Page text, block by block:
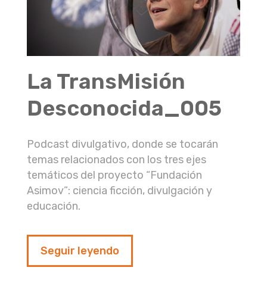
La TransMisión
Desconocida_005
Podcast divulgativo, donde se tocarán
temas relacionados con los tres ejes
temáticos del proyecto “Fundación
Asimov”: ciencia ficción, divulgación y
educación.
Seguir leyendo